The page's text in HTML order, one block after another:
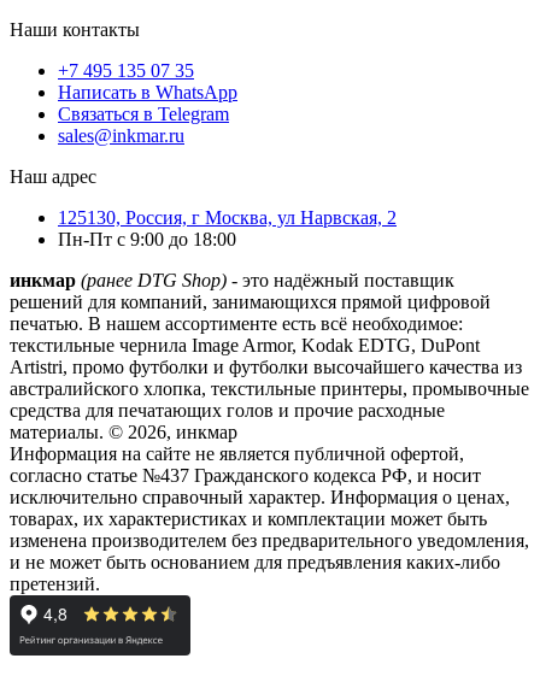
Наши контакты
+7 495 135 07 35
Написать в WhatsApp
Связаться в Telegram
sales@inkmar.ru
Наш адрес
125130, Россия, г Москва, ул Нарвская, 2
Пн-Пт с 9:00 до 18:00
инкмар (ранее DTG Shop) - это надёжный поставщик
решений для компаний, занимающихся прямой цифровой
печатью. В нашем ассортименте есть всё необходимое:
текстильные чернила Image Armor, Kodak EDTG, DuPont
Artistri, промо футболки и футболки высочайшего качества из
австралийского хлопка, текстильные принтеры, промывочные
средства для печатающих голов и прочие расходные
материалы. © 2026, инкмар
Информация на сайте не является публичной офертой,
согласно статье №437 Гражданского кодекса РФ, и носит
исключительно справочный характер. Информация о ценах,
товарах, их характеристиках и комплектации может быть
изменена производителем без предварительного уведомления,
и не может быть основанием для предъявления каких-либо
претензий.